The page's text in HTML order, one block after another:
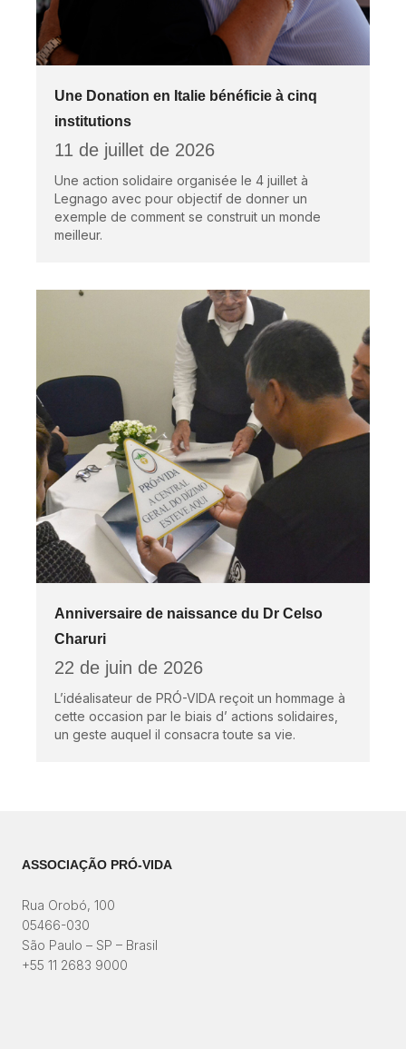
Une Donation en Italie bénéficie à cinq
institutions
11 de juillet de 2026
Une action solidaire organisée le 4 juillet à
Legnago avec pour objectif de donner un
exemple de comment se construit un monde
meilleur.
Anniversaire de naissance du Dr Celso
Charuri
22 de juin de 2026
L’idéalisateur de PRÓ-VIDA reçoit un hommage à
cette occasion par le biais d’ actions solidaires,
un geste auquel il consacra toute sa vie.
ASSOCIAÇÃO PRÓ-VIDA
Rua Orobó, 100
05466-030
São Paulo – SP – Brasil
+55 11 2683 9000